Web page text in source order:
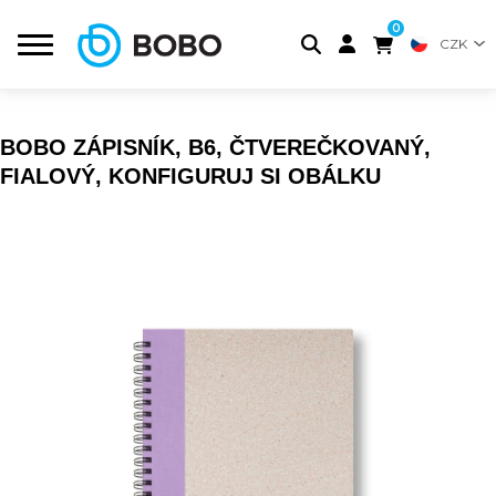
0
CZK
BOBO ZÁPISNÍK, B6, ČTVEREČKOVANÝ,
FIALOVÝ, KONFIGURUJ SI OBÁLKU